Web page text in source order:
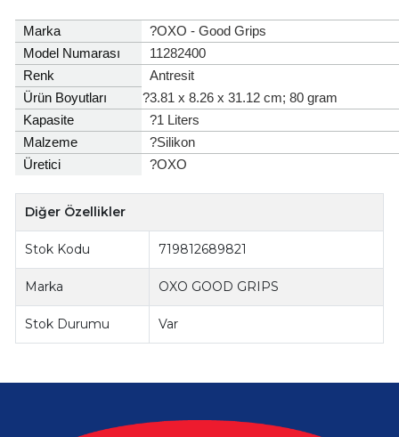
Marka
?OXO - Good Grips
Model Numarası
11282400
Renk
Antresit
Ürün Boyutları
?3.81 x 8.26 x 31.12 cm; 80 gram
Kapasite
?1 Liters
Malzeme
?Silikon
Üretici
?OXO
Diğer Özellikler
Stok Kodu 719812689821
Marka OXO GOOD GRIPS
Stok Durumu Var